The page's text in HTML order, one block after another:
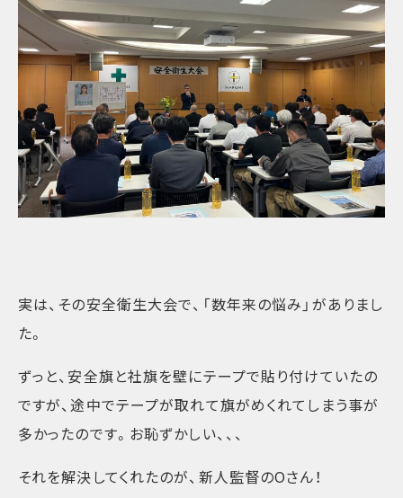
実は、その安全衛生大会で、「数年来の悩み」がありまし
た。
ずっと、安全旗と社旗を壁にテープで貼り付けていたの
ですが、途中でテープが取れて旗がめくれてしまう事が
多かったのです。お恥ずかしい、、、
それを解決してくれたのが、新人監督のOさん！